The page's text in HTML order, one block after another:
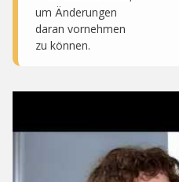
um Änderungen
daran vornehmen
zu können.